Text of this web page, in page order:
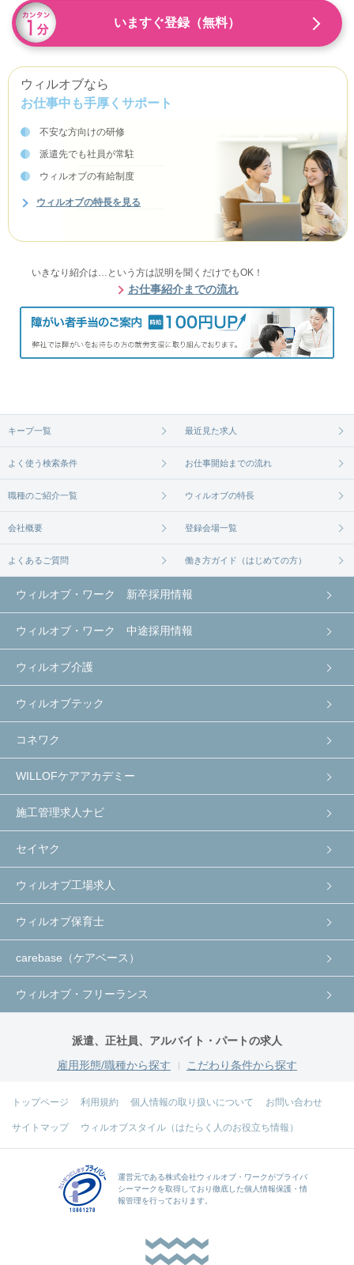
いますぐ登録（無料）
ウィルオブなら
お仕事中も手厚くサポート
不安な方向けの研修
派遣先でも社員が常駐
ウィルオブの有給制度
ウィルオブの特長を見る
いきなり紹介は…という方は説明を聞くだけでもOK！
お仕事紹介までの流れ
キープ一覧 最近見た求人
よく使う検索条件 お仕事開始までの流れ
職種のご紹介一覧 ウィルオブの特長
会社概要 登録会場一覧
よくあるご質問 働き方ガイド（はじめての方）
ウィルオブ・ワーク 新卒採用情報
ウィルオブ・ワーク 中途採用情報
ウィルオブ介護
ウィルオブテック
コネワク
WILLOFケアアカデミー
施工管理求人ナビ
セイヤク
ウィルオブ工場求人
ウィルオブ保育士
carebase（ケアベース）
ウィルオブ・フリーランス
派遣、正社員、アルバイト・パートの求人
雇用形態/職種から探す
こだわり条件から探す
トップページ 利用規約 個人情報の取り扱いについて お問い合わせ
サイトマップ ウィルオブスタイル（はたらく人のお役立ち情報）
運営元である株式会社ウィルオブ・ワークがプライバ
シーマークを取得しており徹底した個人情報保護・情
報管理を行っております。